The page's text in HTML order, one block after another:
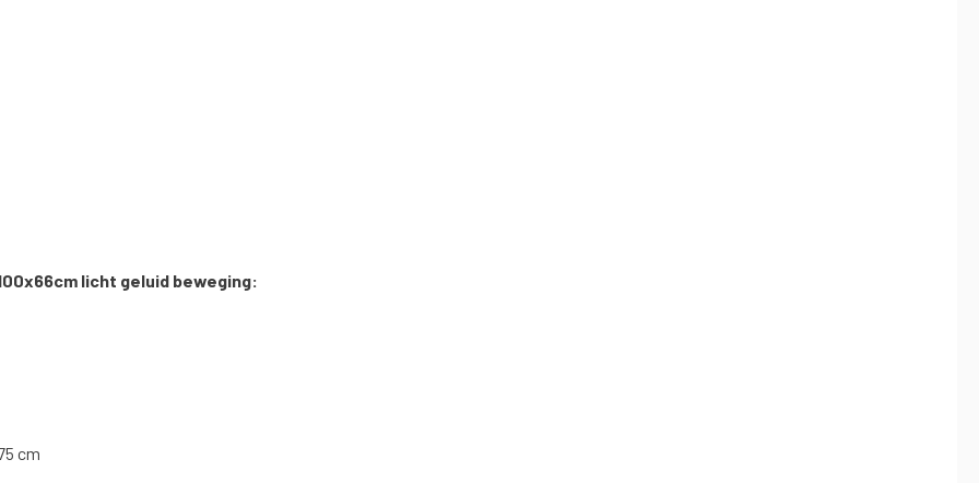
licht geluid beweging:
cm